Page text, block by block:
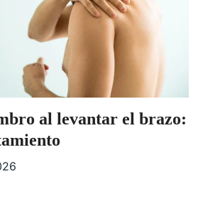
al levantar el brazo: